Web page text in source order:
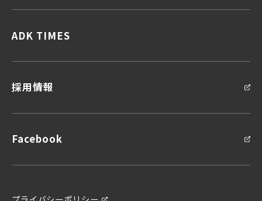
企画力・クリエイティビティ
ADK TIMES
採用情報
Facebook